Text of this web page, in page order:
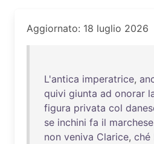
Aggiornato: 18 luglio 2026
L'antica imperatrice,
quivi giunta ad onorar
figura privata col
se inchini fa il marchese
non veniva Clarice, ché